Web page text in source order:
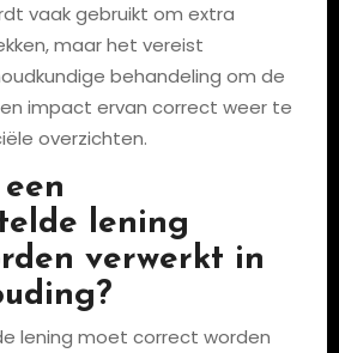
vaak gebruikt om extra
maar het vereist
behandeling om de
impact ervan correct weer te
overzichten.
lening
verwerkt in
lening moet correct worden